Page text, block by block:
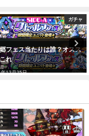
ガチャ
フェス当たりは誰？オスス
れ
12月25日